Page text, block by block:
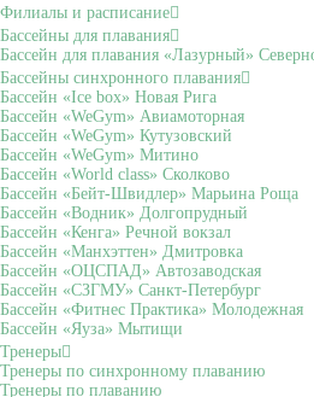
Филиалы и расписание
Бассейны для плавания
Бассейн для плавания «Лазурный»
Бассейны синхронного плавания
Бассейн «Ice box» Новая Рига
Бассейн «WeGym» Авиамоторная
Бассейн «WeGym» Кутузовский
Бассейн «WeGym» Митино
Бассейн «World class» Сколково
Бассейн «Бейт-Швидлер» Марьина Роща
Бассейн «Водник» Долгопрудный
Бассейн «Кенга» Речной вокзал
Бассейн «Манхэттен» Дмитровка
Бассейн «ОЦСПАД» Автозаводская
Бассейн «СЗГМУ» Санкт-Петербург
Бассейн «Фитнес Практика» Молодежная
Бассейн «Яуза» Мытищи
Тренеры
Тренеры по синхронному плаванию
Тренеры по плаванию